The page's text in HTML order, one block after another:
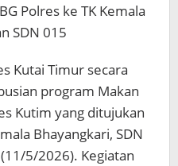
Polres ke TK Kemala
SDN 015
Kutai Timur secara
program Makan
Kutim yang ditujukan
Bhayangkari, SDN
5/2026). Kegiatan